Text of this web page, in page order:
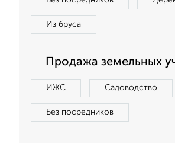
Из бруса
Продажа земельных
ИЖС Садоводство
Без посредников